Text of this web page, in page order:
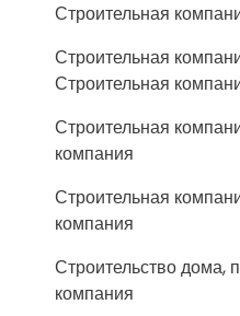
Строительная
Строительная
Строительная
Строительная
компания
Строительная
компания
Строительство дома,
компания